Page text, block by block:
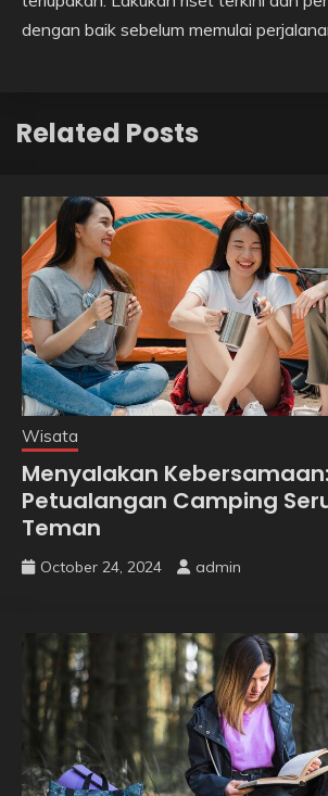
dengan baik sebelum memulai
Related Posts
Wisata
Menyalakan Kebersamaan:
Petualangan Camping
Teman
October 24, 2024 admin